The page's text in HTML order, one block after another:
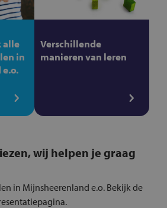
alle
in
Verschillende
manieren van leren
wij helpen je graag
in Mijnsheerenland e.o. Bekijk de